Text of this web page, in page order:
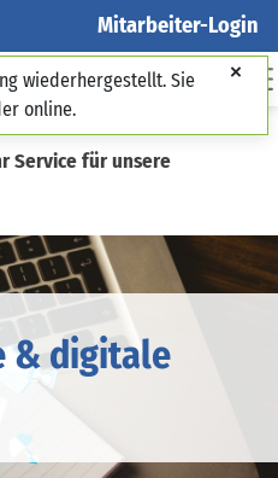
Mitarbeiter-Login
Service für unsere
& digitale
wiederhergestellt. Sie
online.